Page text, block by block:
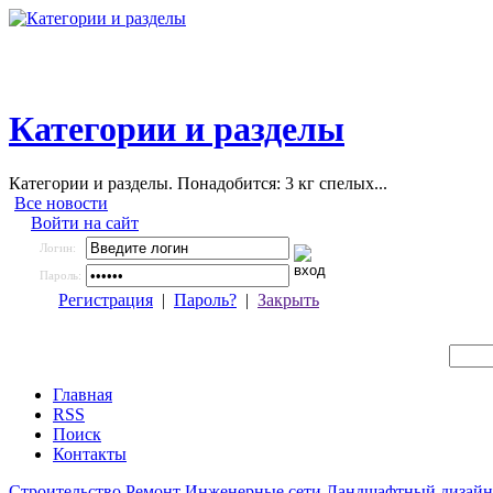
Категории и разделы
Категории и разделы. Понадобится: 3 кг спелых...
Все новости
Войти на сайт
Логин:
Пароль:
Регистрация | Пароль? | Закрыть
Главная
RSS
Поиск
Контакты